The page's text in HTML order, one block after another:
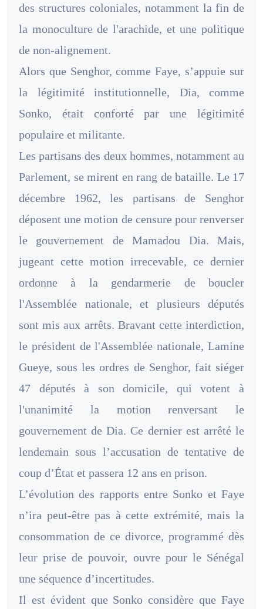
des structures coloniales, notamment la fin de
la monoculture de l'arachide, et une politique
de non-alignement.
Alors que Senghor, comme Faye, s’appuie sur
la légitimité institutionnelle, Dia, comme
Sonko, était conforté par une légitimité
populaire et militante.
Les partisans des deux hommes, notamment au
Parlement, se mirent en rang de bataille. Le 17
décembre 1962, les partisans de Senghor
déposent une motion de censure pour renverser
le gouvernement de Mamadou Dia. Mais,
jugeant cette motion irrecevable, ce dernier
ordonne à la gendarmerie de boucler
l'Assemblée nationale, et plusieurs députés
sont mis aux arrêts. Bravant cette interdiction,
le président de l'Assemblée nationale, Lamine
Gueye, sous les ordres de Senghor, fait siéger
47 députés à son domicile, qui votent à
l'unanimité la motion renversant le
gouvernement de Dia. Ce dernier est arrêté le
lendemain sous l’accusation de tentative de
coup d’État et passera 12 ans en prison.
L’évolution des rapports entre Sonko et Faye
n’ira peut-être pas à cette extrémité, mais la
consommation de ce divorce, programmé dès
leur prise de pouvoir, ouvre pour le Sénégal
une séquence d’incertitudes.
Il est évident que Sonko considère que Faye